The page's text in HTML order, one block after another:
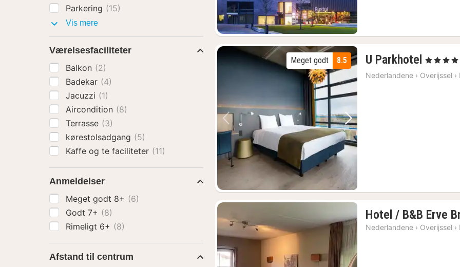
Forrige billede Næste billede
8.5
Meget godt U Parkhotel 1
nat
fra
, 4 Stjerner
Nederlandene › Overijssel ›
Hotel / B&B Erve
Nederlandene › Overijssel ›
Parkering (15)
Vis mereFaciliteter
Værelsesfaciliteter
Balkon (2)
Badekar (4)
Jacuzzi (1)
Aircondition (8)
Terrasse (3)
kørestolsadgang (5)
Kaffe og te faciliteter (11)
Anmeldelser
Meget godt 8+ (6)
Godt 7+ (8)
Rimeligt 6+ (8)
Afstand til centrum